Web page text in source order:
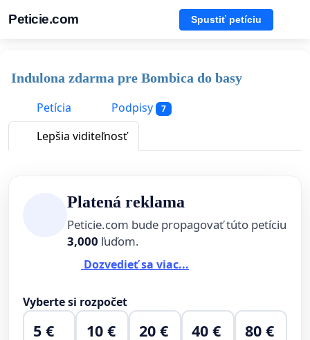
Peticie.com Spustiť petíciu
Indulona zdarma pre Bombica do basy
Petícia
Podpisy 7
Lepšia viditeľnosť
Platená reklama
Peticie.com bude propagovať túto petíciu
3,000 ľuďom.
Dozvedieť sa viac...
Vyberte si rozpočet
5 € 10 € 20 € 40 € 80 €